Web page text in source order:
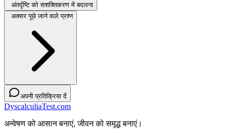
अंतर्दृष्टि को सशक्तिकरण में बदलना
अक्सर पूछे जाने वाले प्रश्न
अपनी प्रतिक्रिया दें
DyscalculiaTest.com
अन्वेषण को आसान बनाएं, जीवन को समृद्ध बनाएं।